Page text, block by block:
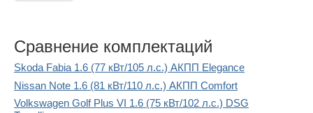
Сравнение комплектаций
Skoda Fabia 1.6 (77 кВт/105 л.с.) АКПП Elegance
Nissan Note 1.6 (81 кВт/110 л.с.) АКПП Comfort
Volkswagen Golf Plus VI 1.6 (75 кВт/102 л.с.) DSG